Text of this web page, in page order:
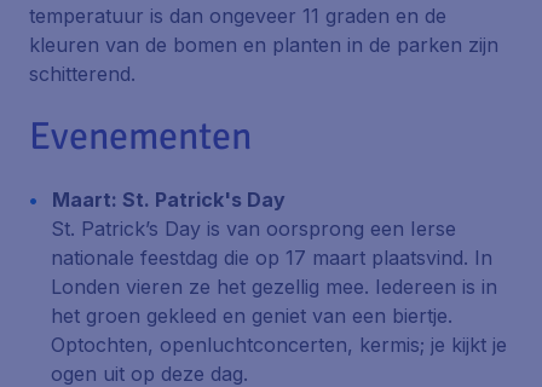
temperatuur is dan ongeveer 11 graden en de
kleuren van de bomen en planten in de parken zijn
schitterend.
Evenementen
Maart: St. Patrick's Day
St. Patrick’s Day is van oorsprong een Ierse
nationale feestdag die op 17 maart plaatsvind. In
Londen vieren ze het gezellig mee. Iedereen is in
het groen gekleed en geniet van een biertje.
Optochten, openluchtconcerten, kermis; je kijkt je
ogen uit op deze dag.